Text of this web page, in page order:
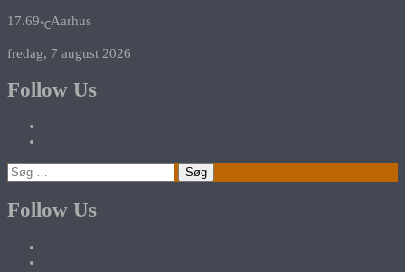
17.69℃Aarhus
fredag, 7 august 2026
Follow Us
Søg
efter:
Follow Us